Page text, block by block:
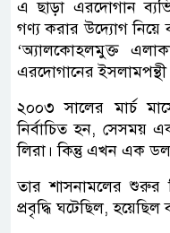
এ ছাড়া এরদোগান
গণ্য করার উদ্যোগ নিয়ে
‘অ্যালকোহলমুক্ত
এরদোগানের ইসলামপন্থী
২০০৩ সালের মার্চ
নির্বাচিত হন, সেসময়
লিরা। কিন্তু এখন এক
তার শাসনামলের শুরুর
প্রবৃদ্ধি ঘটেছিল,